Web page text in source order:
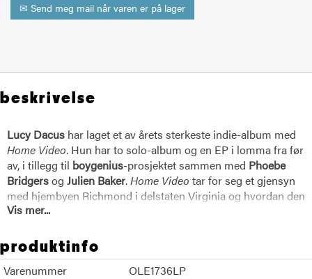
✉ Send meg mail når varen er på lager
beskrivelse
Lucy Dacus har laget et av årets sterkeste indie-album med
Home Video. Hun har to solo-album og en EP i lomma fra før
av, i tillegg til boygenius-prosjektet sammen med Phoebe
Bridgersog Julien Baker.Home Video tar for seg et gjensyn
med hjembyen Richmond i delstaten Virginia og hvordan den
kristne ungdomskulturen der var på 2000-tallet.
Vis mer...
produktinfo
Varenummer
OLE1736LP